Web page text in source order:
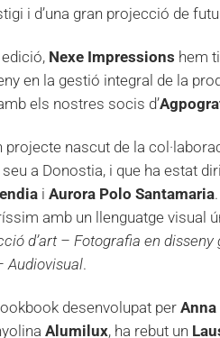
i d’una gran projecció de
Nexe Impressions hem
en la gestió integral de la
els nostres socis d’
projecte nascut de la
a Donostia, i que ha estat
i Aurora Polo Santamaria
amb un llenguatge visual
d’art – Fotografia en disseny
Audiovisual.
desenvolupat perAnna
Alumilux, ha rebut un